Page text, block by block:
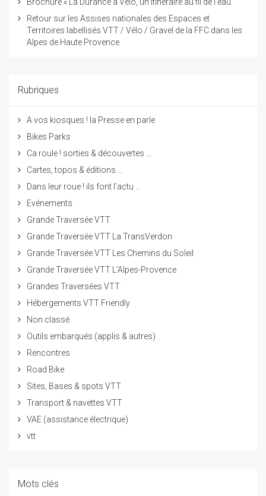
Retour sur les Assises nationales des Espaces et
Territoires labellisés VTT / Vélo / Gravel de la FFC dans les
Alpes de Haute Provence
Rubriques
A vos kiosques ! la Presse en parle
Bikes Parks
Ca roule ! sorties & découvertes ...
Cartes, topos & éditions ...
Dans leur roue ! ils font l'actu ...
Evénements
Grande Traversée VTT
Grande Traversée VTT La TransVerdon
Grande Traversée VTT Les Chemins du Soleil
Grande Traversée VTT L’Alpes-Provence
Grandes Traversées VTT
Hébergements VTT Friendly
Non classé
Outils embarqués (applis & autres)
Rencontres
Road Bike
Sites, Bases & spots VTT
Transport & navettes VTT
VAE (assistance électrique)
vtt
Mots clés